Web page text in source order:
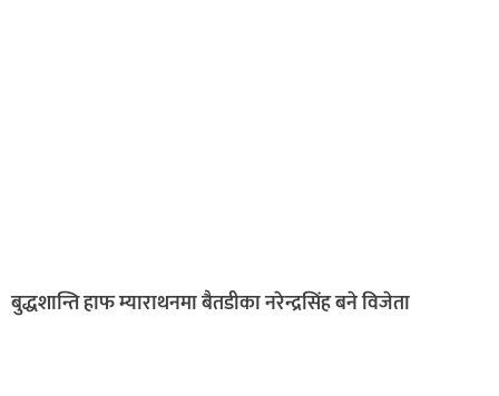
बुद्धशान्ति हाफ म्याराथनमा बैतडीका नरेन्द्रसिंह बने विजेता